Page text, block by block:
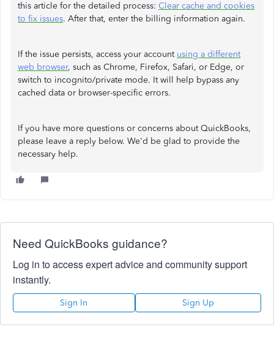
this article for the detailed process: Clear cache and cookies
to fix issues. After that, enter the billing information again.
If the issue persists, access your account using a different
web browser, such as Chrome, Firefox, Safari, or Edge, or
switch to incognito/private mode. It will help bypass any
cached data or browser-specific errors.
If you have more questions or concerns about QuickBooks,
please leave a reply below. We'd be glad to provide the
necessary help.
Need QuickBooks guidance?
Log in to access expert advice and community support
instantly.
Sign In Sign Up